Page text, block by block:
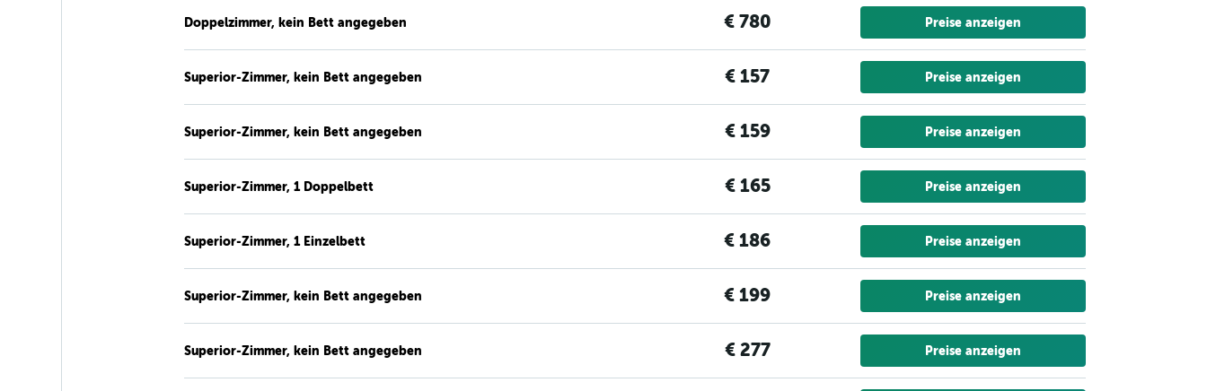
Doppelzimmer, kein Bett angegeben € 780 Preise anzeigen
Superior-Zimmer, kein Bett angegeben € 157 Preise anzeigen
Superior-Zimmer, kein Bett angegeben € 159 Preise anzeigen
Superior-Zimmer, 1 Doppelbett € 165 Preise anzeigen
Superior-Zimmer, 1 Einzelbett € 186 Preise anzeigen
Superior-Zimmer, kein Bett angegeben € 199 Preise anzeigen
Superior-Zimmer, kein Bett angegeben € 277 Preise anzeigen